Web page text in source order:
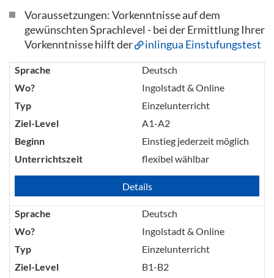
Voraussetzungen: Vorkenntnisse auf dem
gewünschten Sprachlevel - bei der Ermittlung Ihrer
Vorkenntnisse hilft der
inlingua Einstufungstest
Sprache
Deutsch
Wo?
Ingolstadt & Online
Typ
Einzelunterricht
Ziel-Level
A1-A2
Beginn
Einstieg jederzeit möglich
Unterrichtszeit
flexibel wählbar
Details
Sprache
Deutsch
Wo?
Ingolstadt & Online
Typ
Einzelunterricht
Ziel-Level
B1-B2